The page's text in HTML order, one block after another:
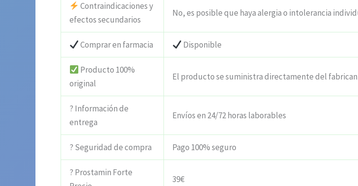
Contraindicaciones y
efectos secundarios
No, es posible que haya alergia o intolerancia
Comprar en farmacia Disponible
Producto 100%
original
El producto se suministra directamente del
? Información de
entrega
Envíos en 24/72 horas laborables
? Seguridad de compra Pago 100% seguro
? Prostamin Forte
39€